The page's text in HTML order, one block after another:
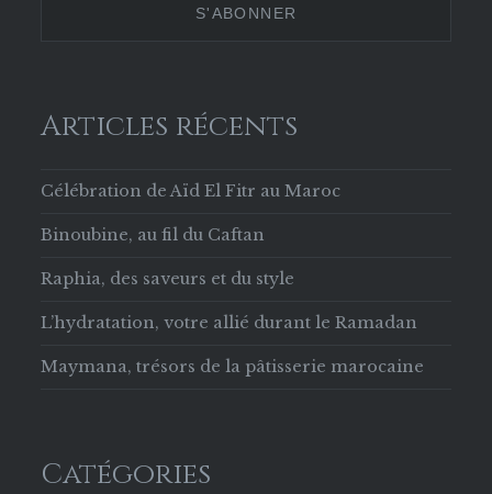
Articles récents
Célébration de Aïd El Fitr au Maroc
Binoubine, au fil du Caftan
Raphia, des saveurs et du style
L’hydratation, votre allié durant le Ramadan
Maymana, trésors de la pâtisserie marocaine
Catégories